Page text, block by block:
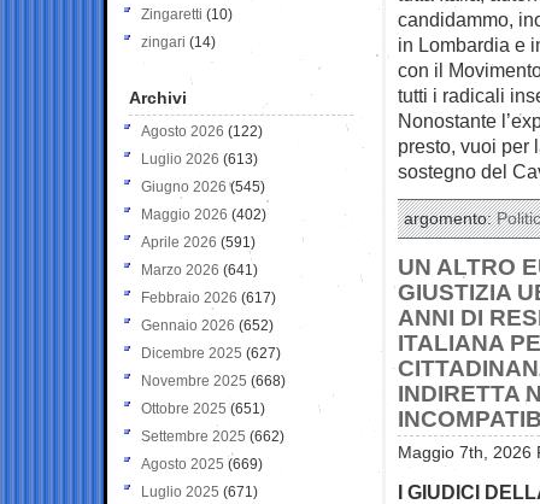
candidammo,
in Lombardia e
con il
tutti i radicali
Nonostante
presto, vuoi per
sostegno del
argomento:
UN ALTRO
GIUSTIZIA
ANNI DI
ITALIANA
INDIRETTA
Maggio 7th, 2026
I GIUDICI
Zingaretti (10)
zingari (14)
Archivi
Agosto 2026 (122)
Luglio 2026 (613)
Giugno 2026 (545)
Maggio 2026 (402)
Aprile 2026 (591)
Marzo 2026 (641)
Febbraio 2026 (617)
Gennaio 2026 (652)
Dicembre 2025 (627)
Novembre 2025 (668)
Ottobre 2025 (651)
Settembre 2025 (662)
Agosto 2025 (669)
Luglio 2025 (671)